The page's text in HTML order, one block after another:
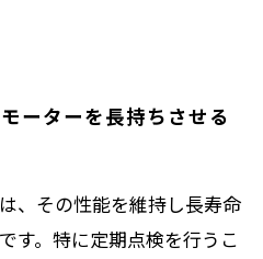
ーターを長持ちさせる
、その性能を維持し長寿命
す。特に定期点検を行うこ